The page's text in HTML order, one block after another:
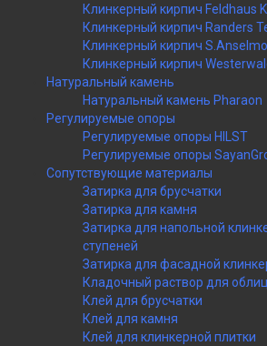
Клинкерный кирпич Feldhaus
Клинкерный кирпич Randers
Клинкерный кирпич S.Anselmo
Клинкерный кирпич
Натуральный камень
Натуральный камень Pharaon
Регулируемые опоры
Регулируемые опоры HILST
Регулируемые опоры
Сопутствующие материалы
Затирка для брусчатки
Затирка для камня
Затирка для напольной
ступеней
Затирка для фасадной
Кладочный раствор для
Клей для брусчатки
Клей для камня
Клей для клинкерной плитки